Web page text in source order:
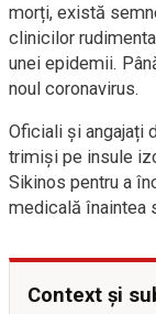
morți, există
clinicilor
unei epidemii.
noul coronavirus.
Oficiali și angajați
trimiși pe insule
Sikinos pentru a
medicală înaintea
Context și